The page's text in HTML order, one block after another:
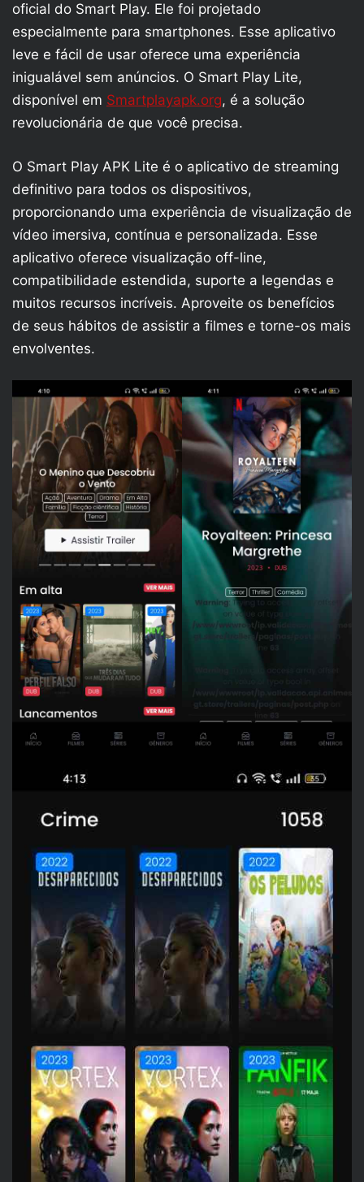
oficial do Smart Play. Ele foi projetado
especialmente para smartphones. Esse aplicativo
leve e fácil de usar oferece uma experiência
inigualável sem anúncios. O Smart Play Lite,
disponível em Smartplayapk.org, é a solução
revolucionária de que você precisa.
O Smart Play APK Lite é o aplicativo de streaming
definitivo para todos os dispositivos,
proporcionando uma experiência de visualização de
vídeo imersiva, contínua e personalizada. Esse
aplicativo oferece visualização off-line,
compatibilidade estendida, suporte a legendas e
muitos recursos incríveis. Aproveite os benefícios
de seus hábitos de assistir a filmes e torne-os mais
envolventes.